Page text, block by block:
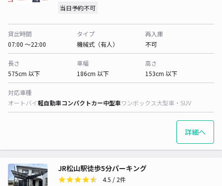
当日予約不可
貸出時間
07:00 〜22:00
タイプ
機械式（有人）
再入庫
不可
長さ
575cm 以下
車幅
186cm 以下
高さ
153cm 以下
対応車種
オートバイ軽自動車コンパクトカー中型車ワンボックス大型車・SUV
詳細へ
JR松山駅徒歩5分パーキング
4.5 / 2件